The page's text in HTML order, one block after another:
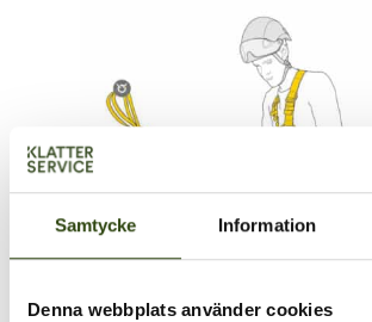
Samtycke Information
Denna webbplats använder cookies